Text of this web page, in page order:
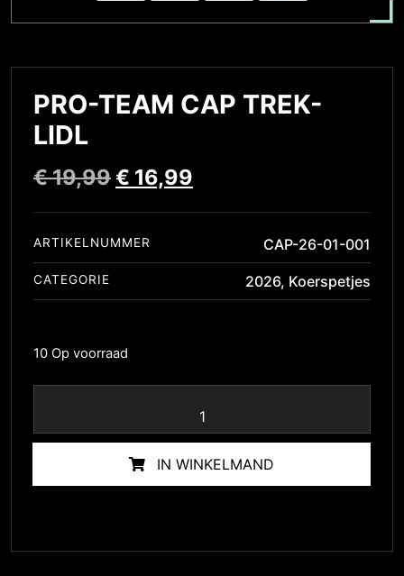
PRO-TEAM CAP TREK-
LIDL
€19,99€ 16,99
ARTIKELNUMMER CAP-26-01-001
CATEGORIE 2026, Koerspetjes
10 Op voorraad
IN WINKELMAND